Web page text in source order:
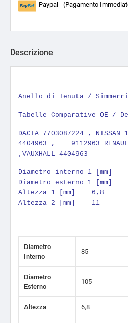
Paypal - (Pagamento
Descrizione
Anello di Tenuta /
Tabelle Comparative OE /
DACIA 7703087224 , NISSAN
4404963 , 9112963
,VAUXHALL 4404963
Diametro interno 1 [mm]
Diametro esterno 1 [mm]
Altezza 1 [mm] 6,8
Altezza 2 [mm] 11
Diametro
Interno
85
Diametro
Esterno
105
Altezza 6,8